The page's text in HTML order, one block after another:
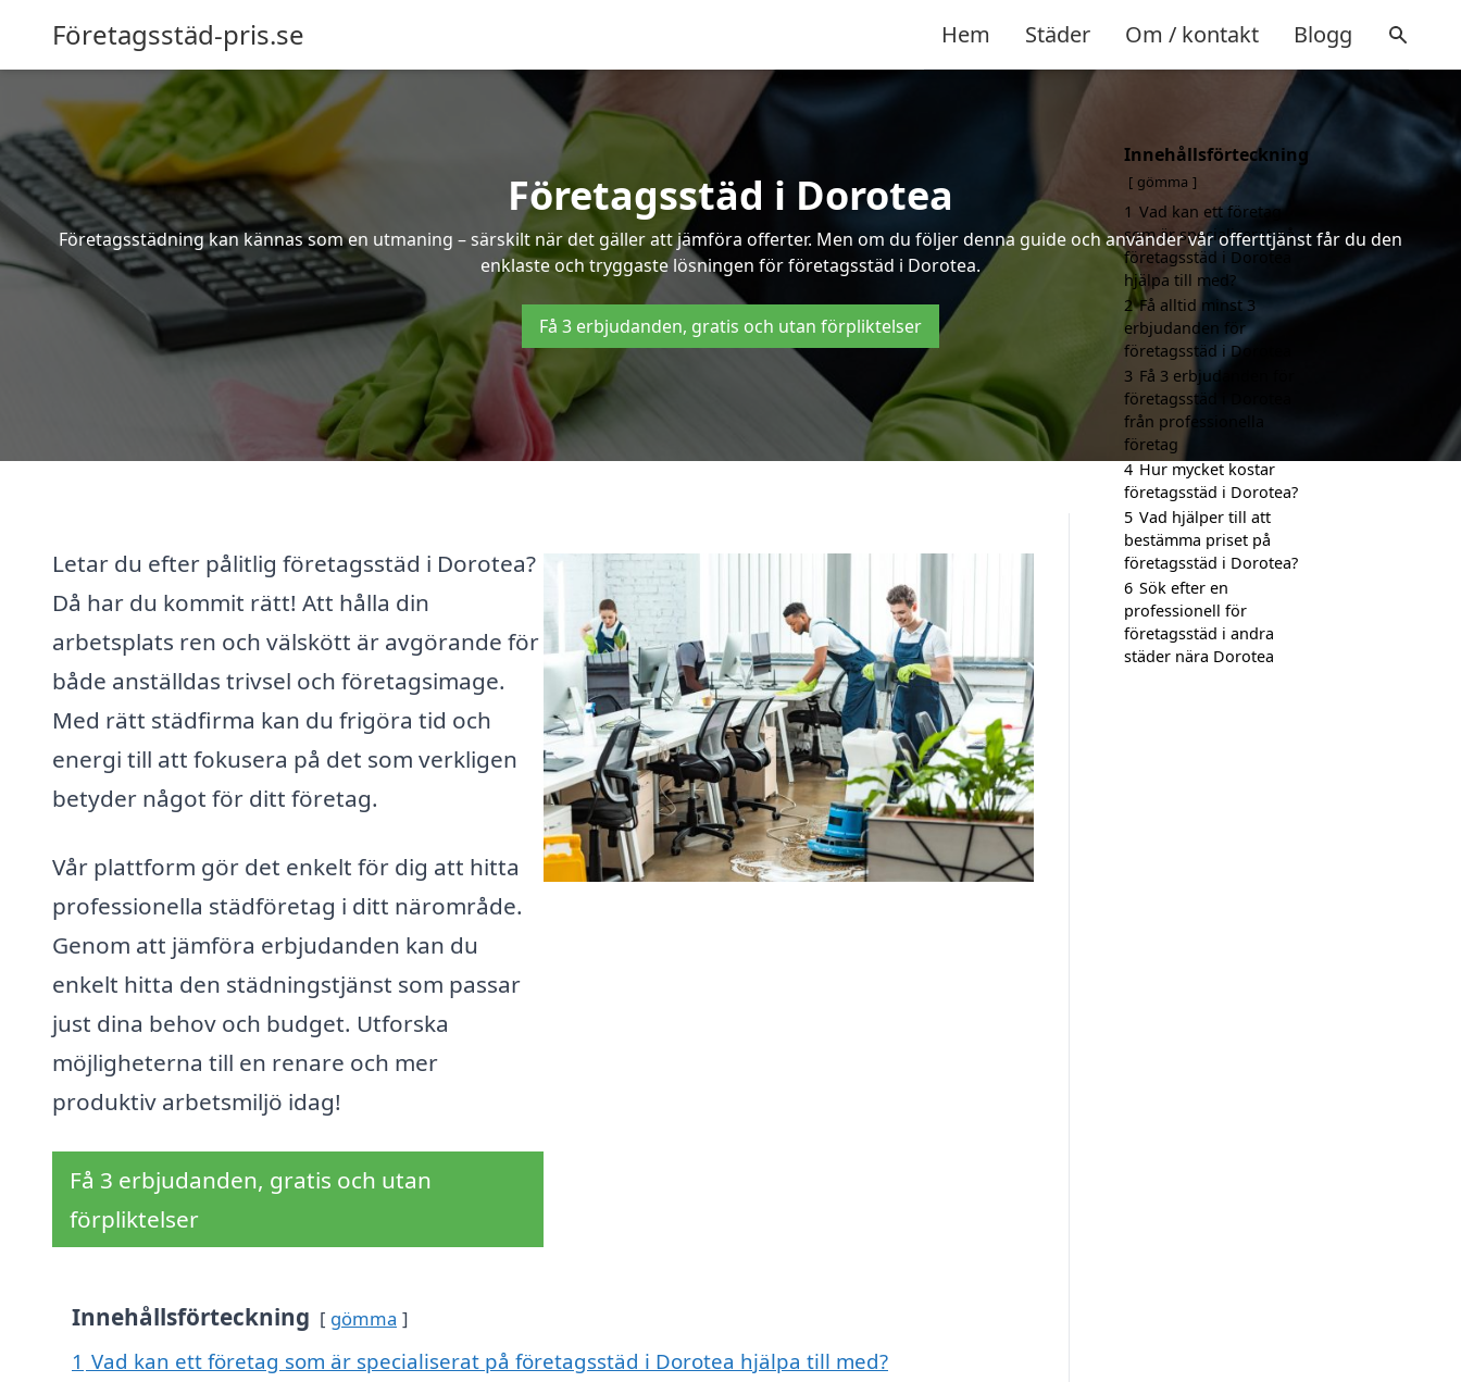
Företagsstäd-pris.se Hem Städer Om / kontakt Blogg
Företagsstäd i Dorotea
Företagsstädning kan kännas som en utmaning – särskilt när det gäller att jämföra offerter. Men om du följer denna guide och använder vår offerttjänst får du den
enklaste och tryggaste lösningen för företagsstäd i Dorotea.
Få 3 erbjudanden, gratis och utan förpliktelser
Letar du efter pålitlig företagsstäd i Dorotea?
Då har du kommit rätt! Att hålla din
arbetsplats ren och välskött är avgörande för
både anställdas trivsel och företagsimage.
Med rätt städfirma kan du frigöra tid och
energi till att fokusera på det som verkligen
betyder något för ditt företag.
Vår plattform gör det enkelt för dig att hitta
professionella städföretag i ditt närområde.
Genom att jämföra erbjudanden kan du
enkelt hitta den städningstjänst som passar
just dina behov och budget. Utforska
möjligheterna till en renare och mer
produktiv arbetsmiljö idag!
Få 3 erbjudanden, gratis och utan
förpliktelser
Innehållsförteckning gömma
1 Vad kan ett företag som är specialiserat på företagsstäd i Dorotea hjälpa till med?
Innehållsförteckning
gömma
1 Vad kan ett företag
som är specialiserat på
företagsstäd i Dorotea
hjälpa till med?
2 Få alltid minst 3
erbjudanden för
företagsstäd i Dorotea
3 Få 3 erbjudanden för
företagsstäd i Dorotea
från professionella
företag
4 Hur mycket kostar
företagsstäd i Dorotea?
5 Vad hjälper till att
bestämma priset på
företagsstäd i Dorotea?
6 Sök efter en
professionell för
företagsstäd i andra
städer nära Dorotea